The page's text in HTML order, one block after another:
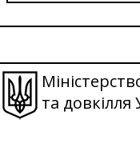
та довкілля